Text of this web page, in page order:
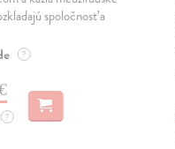
spoločnosť a
?
?